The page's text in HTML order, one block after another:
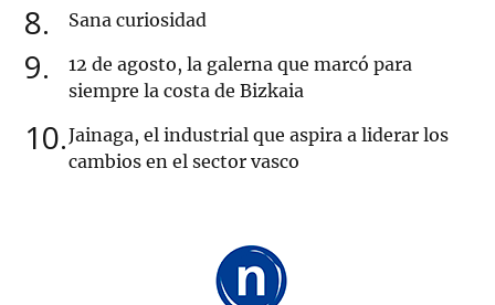
8 Sana curiosidad
9
12 de agosto, la galerna que marcó para
siempre la costa de Bizkaia
10 Jainaga, el industrial que aspira a liderar los
cambios en el sector vasco